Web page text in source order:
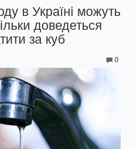
в Україні можуть
доведеться
за куб
0